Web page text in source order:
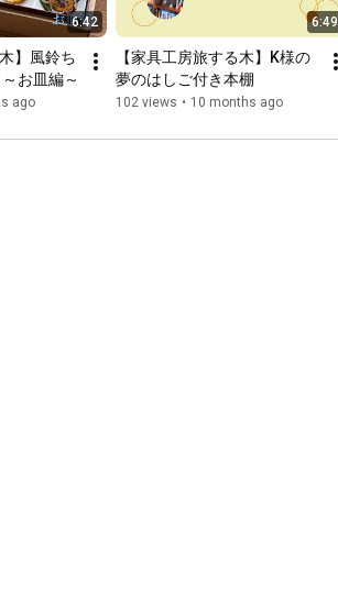
6:42
】風鈴ち
お皿編～
ago
6:49
【家具工房旅する木】K様の
夢のはしご付き本棚
102 views • 10 months ago